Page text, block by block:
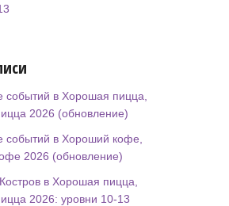
событий в Хорошая пицца,
2026 (обновление)
событий в Хороший кофе,
2026 (обновление)
в Хорошая пицца,
2026: уровни 10-13